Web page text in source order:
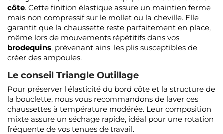
côte. Cette finition élastique assure un maintien ferme
mais non compressif sur le mollet ou la cheville. Elle
garantit que la chaussette reste parfaitement en place,
même lors de mouvements répétitifs dans vos
brodequins, prévenant ainsi les plis susceptibles de
créer des ampoules.
Le conseil Triangle Outillage
Pour préserver l'élasticité du bord côte et la structure de
la bouclette, nous vous recommandons de laver ces
chaussettes à température modérée. Leur composition
mixte assure un séchage rapide, idéal pour une rotation
fréquente de vos tenues de travail.